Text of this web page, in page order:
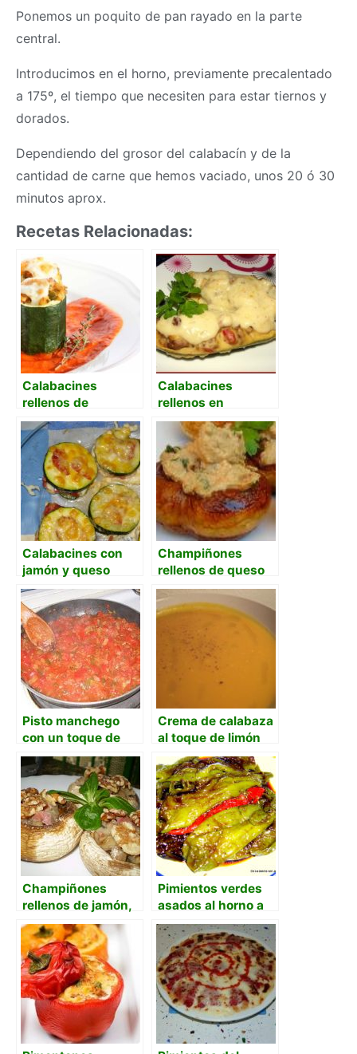
Ponemos un poquito de pan rayado en la parte
central.
Introducimos en el horno, previamente precalentado
a 175º, el tiempo que necesiten para estar tiernos y
dorados.
Dependiendo del grosor del calabacín y de la
cantidad de carne que hemos vaciado, unos 20 ó 30
minutos aprox.
Recetas Relacionadas:
Calabacines
rellenos de
ajoarriero
Calabacines
rellenos en
bechamel de curry
Calabacines con
jamón y queso
Champiñones
rellenos de queso
Pisto manchego
con un toque de
azúcar
Crema de calabaza
al toque de limón
Champiñones
rellenos de jamón,
queso y nueces
Pimientos verdes
asados al horno a
las finas hierbas